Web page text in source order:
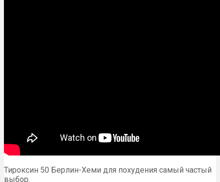
Тироксин 50 Берлин-Хеми для похудения самый частый
выбор.